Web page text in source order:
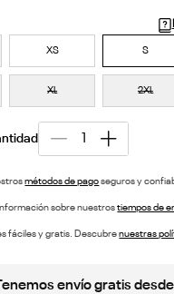
XS S
XL 2XL
métodos de pagoseguros y
sobre nuestrostiempos de
fáciles y gratis. Descubrenuestras
envío gratis